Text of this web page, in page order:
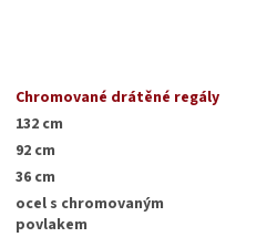
Chromované drátěné regály
132 cm
92 cm
36 cm
ocel s chromovaným
povlakem